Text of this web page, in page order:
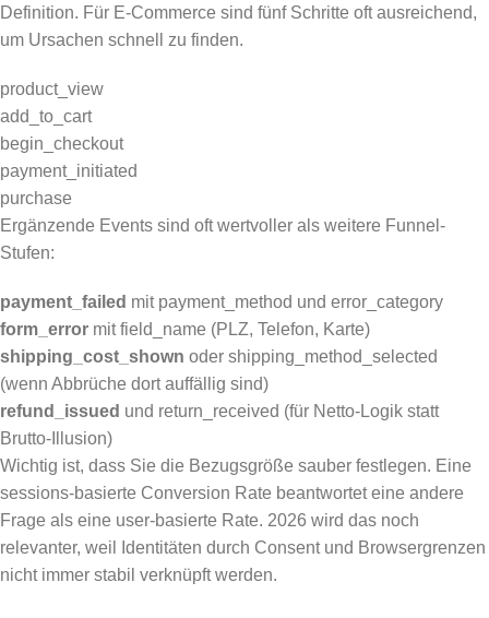
Definition. Für E-Commerce sind fünf Schritte oft ausreichend,
um Ursachen schnell zu finden.
product_view
add_to_cart
begin_checkout
payment_initiated
purchase
Ergänzende Events sind oft wertvoller als weitere Funnel-
Stufen:
payment_failed mit payment_method und error_category
form_error mit field_name (PLZ, Telefon, Karte)
shipping_cost_shown oder shipping_method_selected
(wenn Abbrüche dort auffällig sind)
refund_issued und return_received (für Netto-Logik statt
Brutto-Illusion)
Wichtig ist, dass Sie die Bezugsgröße sauber festlegen. Eine
sessions-basierte Conversion Rate beantwortet eine andere
Frage als eine user-basierte Rate. 2026 wird das noch
relevanter, weil Identitäten durch Consent und Browsergrenzen
nicht immer stabil verknüpft werden.